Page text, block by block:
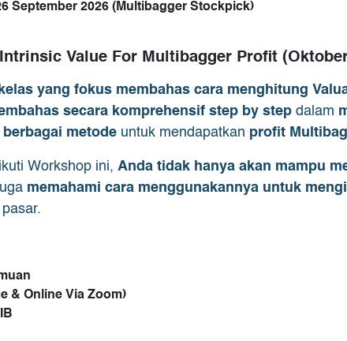
September 2026 (Multibagger Stockpick)
Value For Multibagger Profit
kelas yang fokus membahas cara menghitung
secara komprehensif step by step dalam
berbagai metode untuk mendapatkan profit
Workshop ini, Anda tidak hanya akan mampu
memahami cara menggunakannya untuk
& Online Via Zoom)